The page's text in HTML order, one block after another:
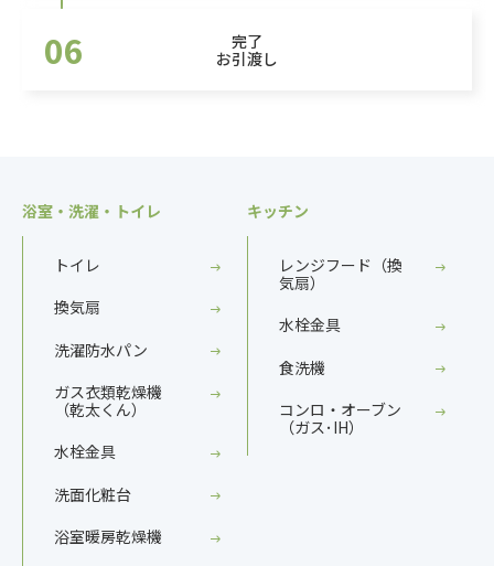
06
完了
お引渡し
浴室・洗濯・トイレ
トイレ
換気扇
洗濯防水パン
ガス衣類乾燥機
（乾太くん）
水栓金具
洗面化粧台
浴室暖房乾燥機
キッチン
レンジフード（換
気扇）
水栓金具
食洗機
コンロ・オーブン
（ガス･IH）